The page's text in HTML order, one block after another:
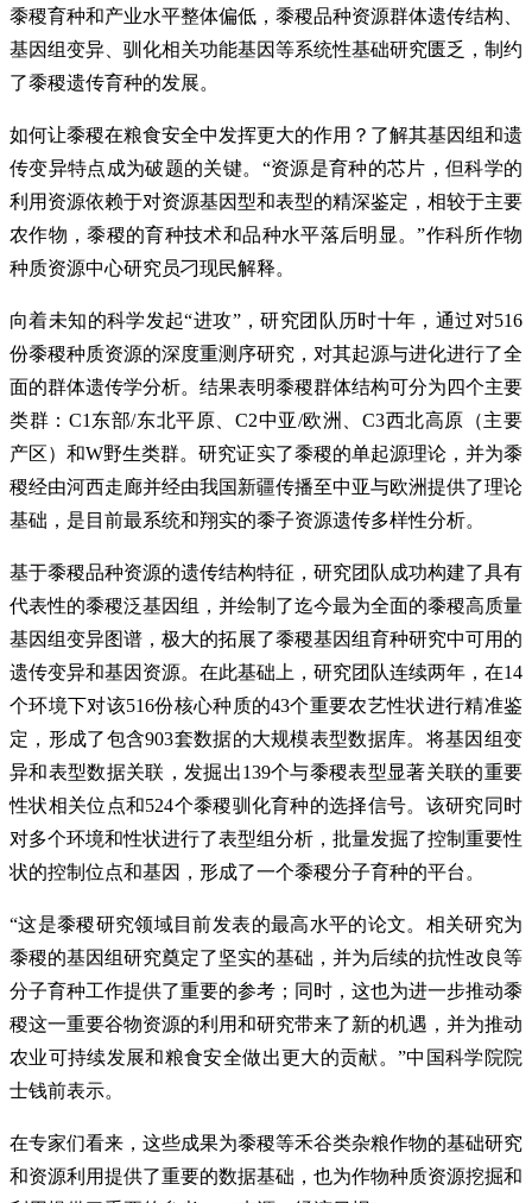
黍稷育种和产业水平整体偏低，黍稷品种资源群体遗传结构、
基因组变异、驯化相关功能基因等系统性基础研究匮乏，制约
了黍稷遗传育种的发展。
如何让黍稷在粮食安全中发挥更大的作用？了解其基因组和遗
传变异特点成为破题的关键。“资源是育种的芯片，但科学的
利用资源依赖于对资源基因型和表型的精深鉴定，相较于主要
农作物，黍稷的育种技术和品种水平落后明显。”作科所作物
种质资源中心研究员刁现民解释。
向着未知的科学发起“进攻”，研究团队历时十年，通过对516
份黍稷种质资源的深度重测序研究，对其起源与进化进行了全
面的群体遗传学分析。结果表明黍稷群体结构可分为四个主要
类群：C1东部/东北平原、C2中亚/欧洲、C3西北高原（主要
产区）和W野生类群。研究证实了黍稷的单起源理论，并为黍
稷经由河西走廊并经由我国新疆传播至中亚与欧洲提供了理论
基础，是目前最系统和翔实的黍子资源遗传多样性分析。
基于黍稷品种资源的遗传结构特征，研究团队成功构建了具有
代表性的黍稷泛基因组，并绘制了迄今最为全面的黍稷高质量
基因组变异图谱，极大的拓展了黍稷基因组育种研究中可用的
遗传变异和基因资源。在此基础上，研究团队连续两年，在14
个环境下对该516份核心种质的43个重要农艺性状进行精准鉴
定，形成了包含903套数据的大规模表型数据库。将基因组变
异和表型数据关联，发掘出139个与黍稷表型显著关联的重要
性状相关位点和524个黍稷驯化育种的选择信号。该研究同时
对多个环境和性状进行了表型组分析，批量发掘了控制重要性
状的控制位点和基因，形成了一个黍稷分子育种的平台。
“这是黍稷研究领域目前发表的最高水平的论文。相关研究为
黍稷的基因组研究奠定了坚实的基础，并为后续的抗性改良等
分子育种工作提供了重要的参考；同时，这也为进一步推动黍
稷这一重要谷物资源的利用和研究带来了新的机遇，并为推动
农业可持续发展和粮食安全做出更大的贡献。”中国科学院院
士钱前表示。
在专家们看来，这些成果为黍稷等禾谷类杂粮作物的基础研究
和资源利用提供了重要的数据基础，也为作物种质资源挖掘和